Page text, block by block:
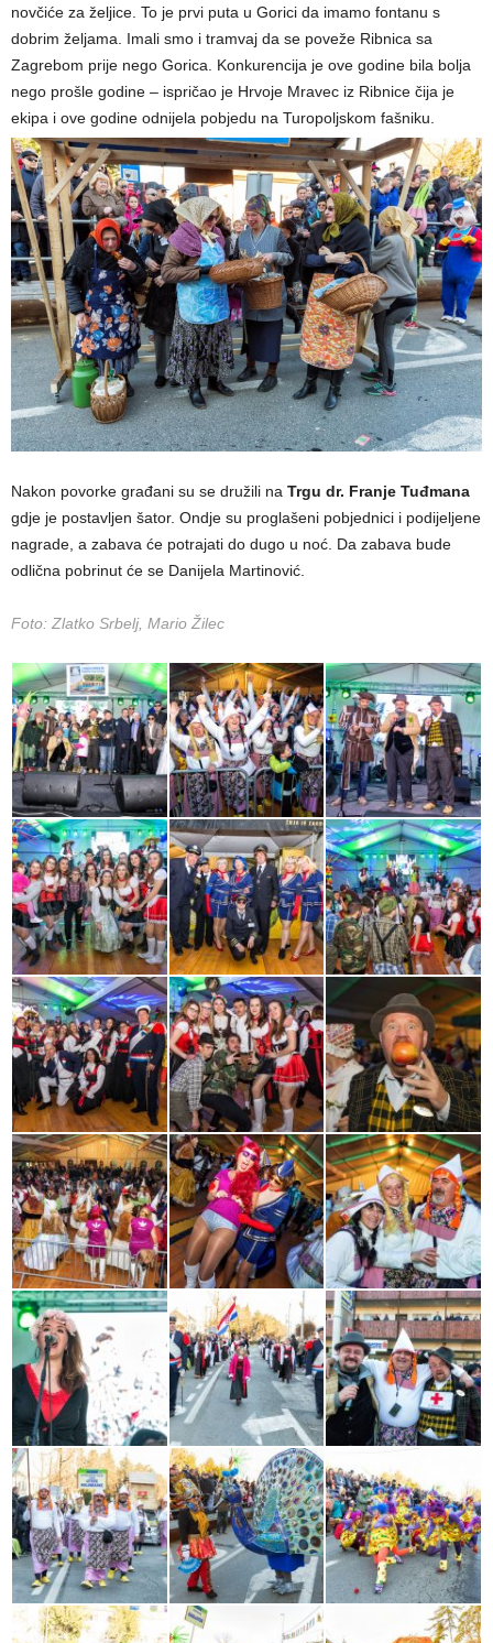
novčiće za željice. To je prvi puta u Gorici da imamo fontanu s
dobrim željama. Imali smo i tramvaj da se poveže Ribnica sa
Zagrebom prije nego Gorica. Konkurencija je ove godine bila bolja
nego prošle godine – ispričao je Hrvoje Mravec iz Ribnice čija je
ekipa i ove godine odnijela pobjedu na Turopoljskom fašniku.
Nakon povorke građani su se družili na Trgu dr. Franje Tuđmana
gdje je postavljen šator. Ondje su proglašeni pobjednici i podijeljene
nagrade, a zabava će potrajati do dugo u noć. Da zabava bude
odlična pobrinut će se Danijela Martinović.
Foto: Zlatko Srbelj, Mario Žilec